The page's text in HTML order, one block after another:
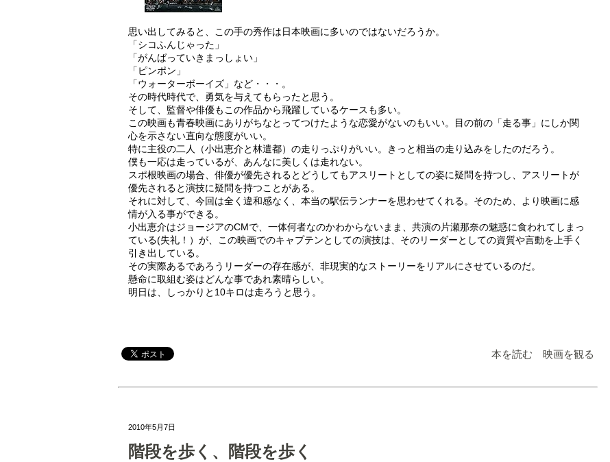
思い出してみると、この手の秀作は日本映画に多いのではないだろうか。
「シコふんじゃった」
「がんばっていきまっしょい」
「ピンポン」
「ウォーターボーイズ」など・・・。
その時代時代で、勇気を与えてもらったと思う。
そして、監督や俳優もこの作品から飛躍しているケースも多い。
この映画も青春映画にありがちなとってつけたような恋愛がないのもいい。目の前の「走る事」にしか関
心を示さない直向な態度がいい。
特に主役の二人（小出恵介と林遣都）の走りっぷりがいい。きっと相当の走り込みをしたのだろう。
僕も一応は走っているが、あんなに美しくは走れない。
スポ根映画の場合、俳優が優先されるとどうしてもアスリートとしての姿に疑問を持つし、アスリートが
優先されると演技に疑問を持つことがある。
それに対して、今回は全く違和感なく、本当の駅伝ランナーを思わせてくれる。そのため、より映画に感
情が入る事ができる。
小出恵介はジョージアのCMで、一体何者なのかわからないまま、共演の片瀬那奈の魅惑に食われてしまっ
ている(失礼！）が、この映画でのキャプテンとしての演技は、そのリーダーとしての資質や言動を上手く
引き出している。
その実際あるであろうリーダーの存在感が、非現実的なストーリーをリアルにさせているのだ。
懸命に取組む姿はどんな事であれ素晴らしい。
明日は、しっかりと10キロは走ろうと思う。
本を読む 映画を観る
2010年5月7日
階段を歩く、階段を歩く